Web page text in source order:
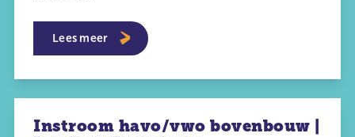
Lees meer
Instroom havo/vwo bovenbouw |